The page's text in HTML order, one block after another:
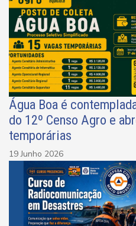
Água Boa é
do 12º Censo Agro e
temporárias
19 Junho 2026